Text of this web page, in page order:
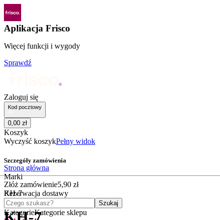
Aplikacja Frisco
Więcej funkcji i wygody
Sprawdź
Zaloguj się
Kod pocztowy
0,00 zł
Koszyk
Wyczyść koszykPełny widok
Szczegóły zamówienia
Złóż zamówienie5,90 zł
Rezerwacja dostawy
Czego szukasz?
Szukaj
KategorieKategorie sklepu
Strona główna
Marki
KH-7